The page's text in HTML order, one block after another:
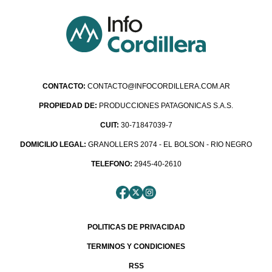
CONTACTO: CONTACTO@INFOCORDILLERA.COM.AR
PROPIEDAD DE: PRODUCCIONES PATAGONICAS S.A.S.
CUIT: 30-71847039-7
DOMICILIO LEGAL: GRANOLLERS 2074 - EL BOLSON - RIO NEGRO
TELEFONO: 2945-40-2610
POLITICAS DE PRIVACIDAD
TERMINOS Y CONDICIONES
RSS